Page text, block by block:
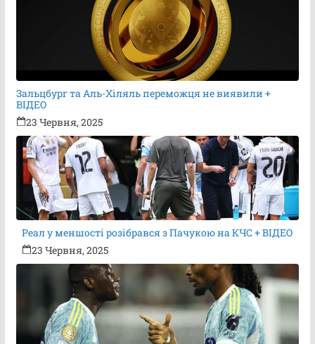
Зальцбург та Аль-Хіляль переможця не виявили +
ВІДЕО
23 Червня, 2025
Реал у меншості розібрався з Пачукою на КЧС + ВІДЕО
23 Червня, 2025